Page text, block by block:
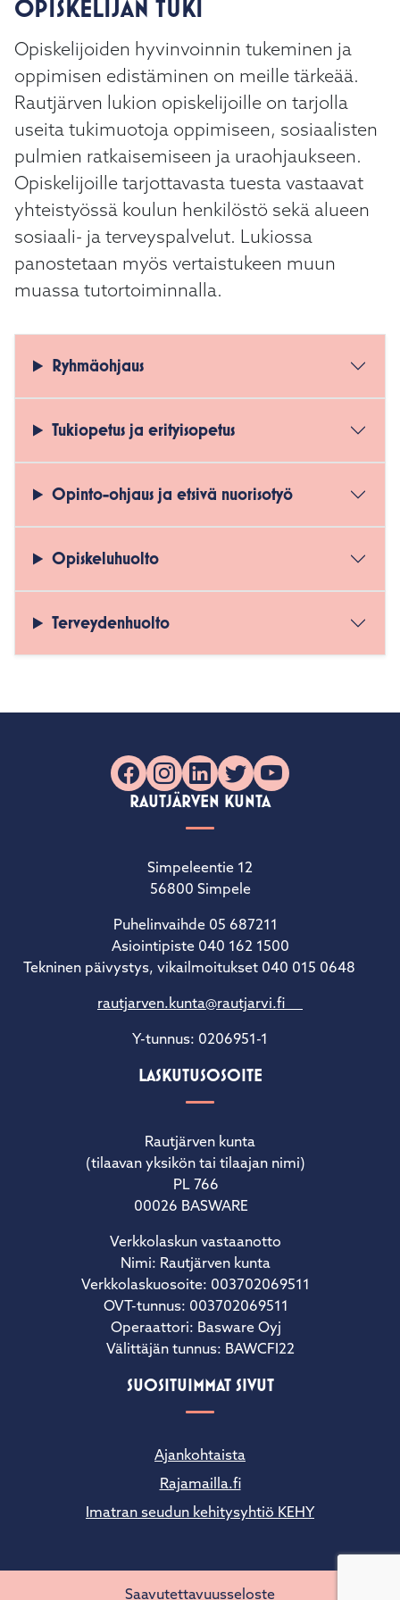
kosketus-
pyyhkäisyliikkeitä.
OPISKELIJAN TUKI
Opiskelijoiden hyvinvoinnin tukeminen ja
oppimisen edistäminen on meille tärkeää.
Rautjärven lukion opiskelijoille on tarjolla
useita tukimuotoja oppimiseen, sosiaalisten
pulmien ratkaisemiseen ja uraohjaukseen.
Opiskelijoille tarjottavasta tuesta vastaavat
yhteistyössä koulun henkilöstö sekä alueen
sosiaali- ja terveyspalvelut. Lukiossa
panostetaan myös vertaistukeen muun
muassa tutortoiminnalla.
Ryhmäohjaus
Tukiopetus ja erityisopetus
Opinto-ohjaus ja etsivä nuorisotyö
Opiskeluhuolto
Terveydenhuolto
Facebook
Instagram
LinkedIn
X YouTube
RAUTJÄRVEN KUNTA
Simpeleentie 12
56800 Simpele
Puhelinvaihde 05 687211
Asiointipiste 040 162 1500
Tekninen päivystys, vikailmoitukset 040 015 0648
rautjarven.kunta@rautjarvi.fi
Y-tunnus: 0206951-1
LASKUTUSOSOITE
Rautjärven kunta
(tilaavan yksikön tai tilaajan nimi)
PL 766
00026 BASWARE
Verkkolaskun vastaanotto
Nimi: Rautjärven kunta
Verkkolaskuosoite: 003702069511
OVT-tunnus: 003702069511
Operaattori: Basware Oyj
Välittäjän tunnus: BAWCFI22
SUOSITUIMMAT SIVUT
Ajankohtaista
Rajamailla.fi
Imatran seudun kehitysyhtiö KEHY
Saavutettavuusseloste